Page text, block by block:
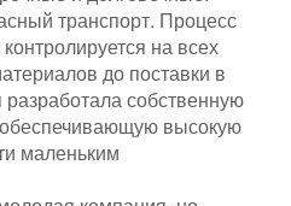
транспорт. Процесс
на всех
до поставки в
собственную
высокую
маленьким